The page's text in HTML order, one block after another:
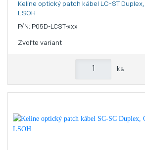
Keline optický patch kábel LC-ST
LSOH
P/N: P05D-LCST-xxx
Zvoľte variant
ks